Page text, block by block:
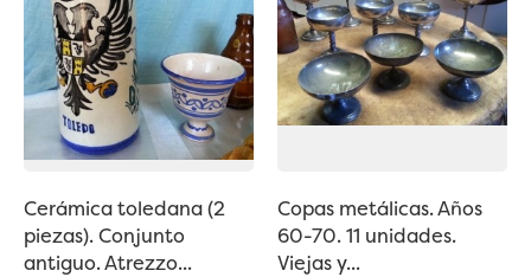
Cerámica toledana (2
piezas). Conjunto
antiguo. Atrezzo...
Copas metálicas. Años
60-70. 11 unidades.
Viejas y...